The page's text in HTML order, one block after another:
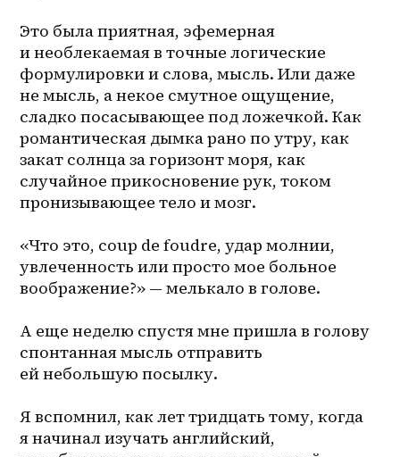
Это была приятная, эфемерная
и необлекаемая в точные логические
формулировки и слова, мысль. Или даже
не мысль, а некое смутное ощущение,
сладко посасывающее под ложечкой. Как
романтическая дымка рано по утру, как
закат солнца за горизонт моря, как
случайное прикосновение рук, током
пронизывающее тело и мозг.
«Что это, coup de foudre, удар молнии,
увлеченность или просто мое больное
воображение?» — мелькало в голове.
А еще неделю спустя мне пришла в голову
спонтанная мысль отправить
ей небольшую посылку.
Я вспомнил, как лет тридцать тому, когда
я начинал изучать английский,